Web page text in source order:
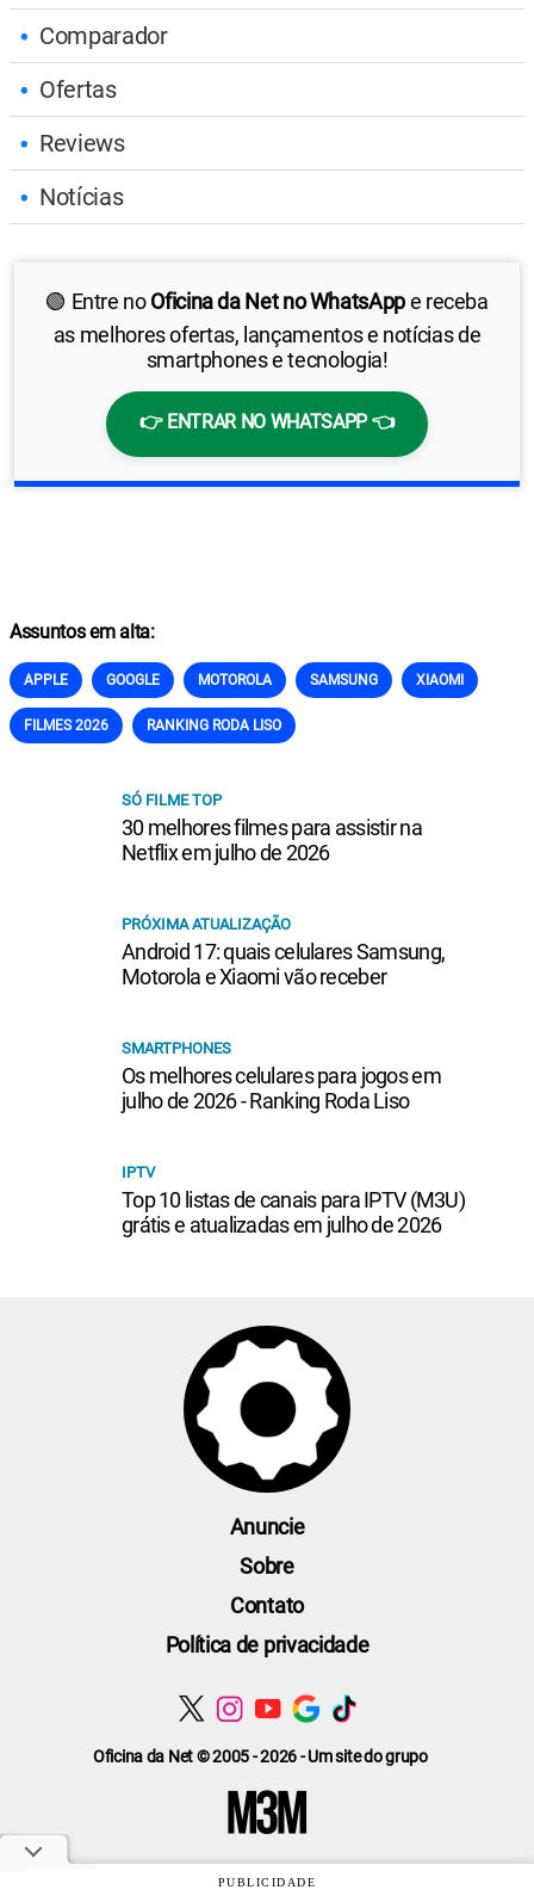
Comparador
Ofertas
Reviews
Notícias
🟢 Entre noOficina da Net no WhatsAppe receba
as melhores ofertas, lançamentos e notícias de
smartphones e tecnologia!
👉 ENTRAR NO WHATSAPP 👈
Assuntos em alta:
APPLE GOOGLE MOTOROLA SAMSUNG XIAOMI
FILMES 2026 RANKING RODA LISO
SÓ FILME TOP
30 melhores filmes para assistir na
Netflix em julho de 2026
PRÓXIMA ATUALIZAÇÃO
Android 17: quais celulares Samsung,
Motorola e Xiaomi vão receber
SMARTPHONES
Os melhores celulares para jogos em
julho de 2026 - Ranking Roda Liso
IPTV
Top 10 listas de canais para IPTV (M3U)
grátis e atualizadas em julho de 2026
Oficina da Net © 2005 - 2026 - Um site do grupo
Anuncie
Sobre
Contato
Política de privacidade
PUBLICIDADE